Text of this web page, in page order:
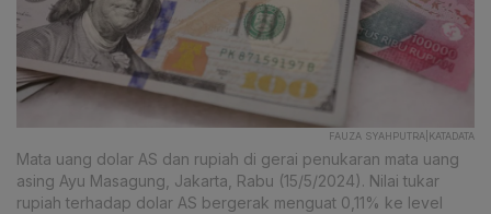
FAUZA SYAHPUTRA|KATADATA
Mata uang dolar AS dan rupiah di gerai penukaran mata uang
asing Ayu Masagung, Jakarta, Rabu (15/5/2024). Nilai tukar
rupiah terhadap dolar AS bergerak menguat 0,11% ke level